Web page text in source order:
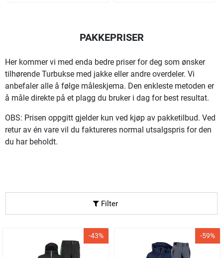
PAKKEPRISER
Her kommer vi med enda bedre priser for deg som ønsker
tilhørende Turbukse med jakke eller andre overdeler. Vi
anbefaler alle å følge måleskjema. Den enkleste metoden er
å måle direkte på et plagg du bruker i dag for best resultat.
OBS: Prisen oppgitt gjelder kun ved kjøp av pakketilbud. Ved
retur av én vare vil du faktureres normal utsalgspris for den
du har beholdt.
Filter
-43% -59%